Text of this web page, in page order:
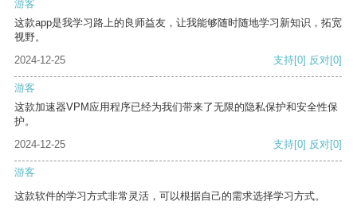
游客
这款app是我学习路上的良师益友，让我能够随时随地学习新知识，拓宽
视野。
2024-12-25
支持[0] 反对[0]
游客
这款加速器VPM应用程序已经为我们带来了无限的隐私保护和安全性保
护。
2024-12-25
支持[0] 反对[0]
游客
这款软件的学习方式非常灵活，可以根据自己的需求选择学习方式。